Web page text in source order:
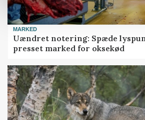
MARKED
Uændret notering: Spæde
presset marked for oksekød